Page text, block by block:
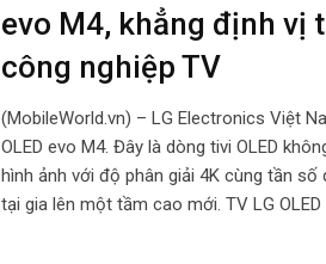
evo M4, khẳng định vị
công nghiệp TV
(MobileWorld.vn) – LG Electronics Việt
OLED evo M4. Đây là dòng tivi OLED
hình ảnh với độ phân giải 4K cùng tần
tại gia lên một tầm cao mới. TV LG OLED